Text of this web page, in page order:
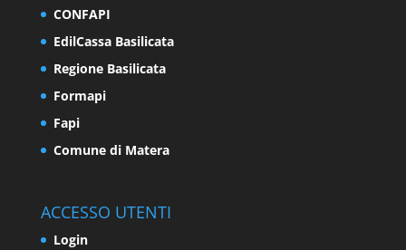
CONFAPI
EdilCassa Basilicata
Regione Basilicata
Formapi
Fapi
Comune di Matera
ACCESSO UTENTI
Login